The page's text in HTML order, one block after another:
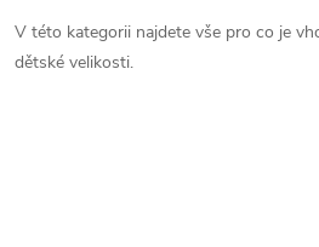
v
V této kategorii najdete vše pro co je
dětské velikosti.